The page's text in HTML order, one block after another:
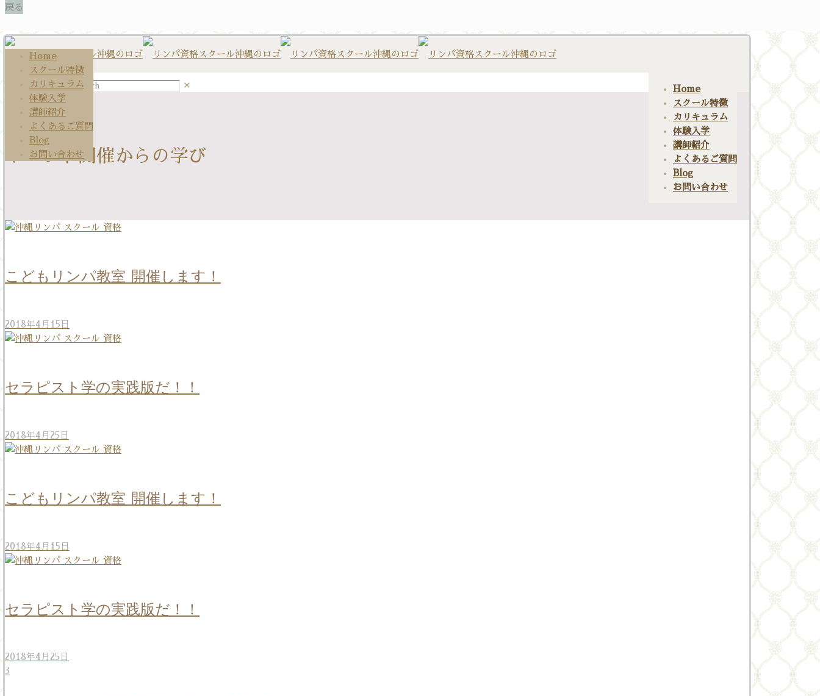
Home
スクール特徴
カリキュラム
体験入学
講師紹介
よくあるご質問
Blog
お問い合わせ
✕
イベント開催からの学び
こどもリンパ教室 開催します！
2018年4月15日
セラピスト学の実践版だ！！
2018年4月25日
こどもリンパ教室 開催します！
2018年4月15日
セラピスト学の実践版だ！！
2018年4月25日
3
Home
スクール特徴
カリキュラム
体験入学
講師紹介
よくあるご質問
Blog
お問い合わせ